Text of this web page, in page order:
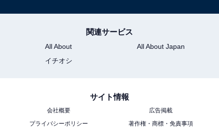
関連サービス
All About
All About Japan
イチオシ
サイト情報
会社概要
広告掲載
プライバシーポリシー
著作権・商標・免責事項